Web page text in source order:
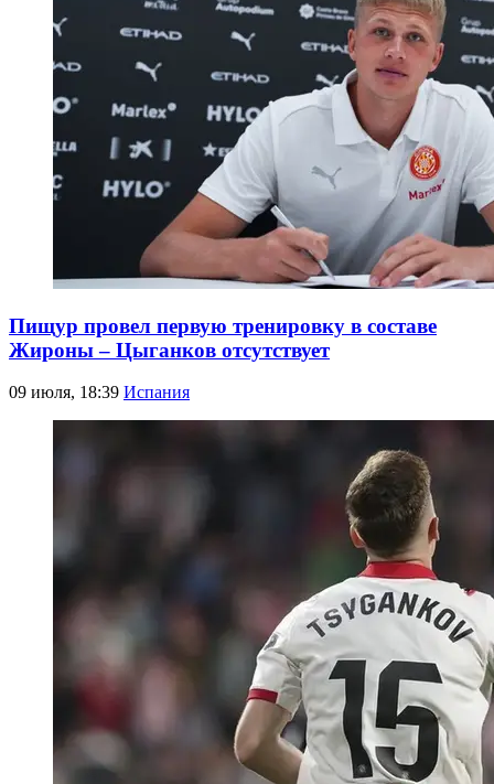
Пищур провел первую тренировку в составе
Жироны – Цыганков отсутствует
09 июля, 18:39 Испания